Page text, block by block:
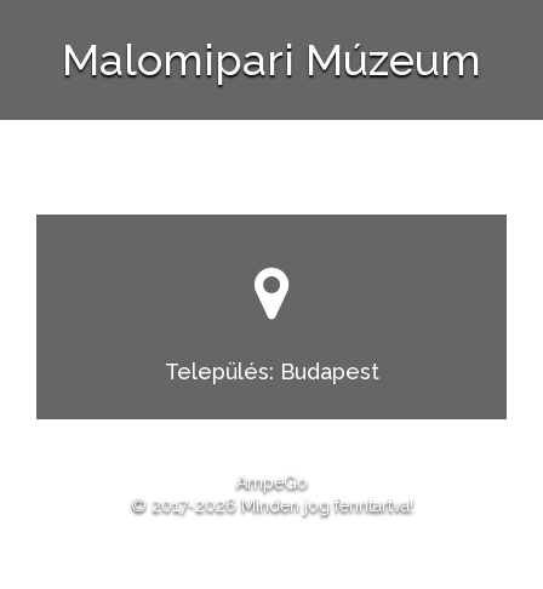
Malomipari Múzeum
Település: Budapest
AmpeGo
© 2017-2026 Minden jog fenntartva!